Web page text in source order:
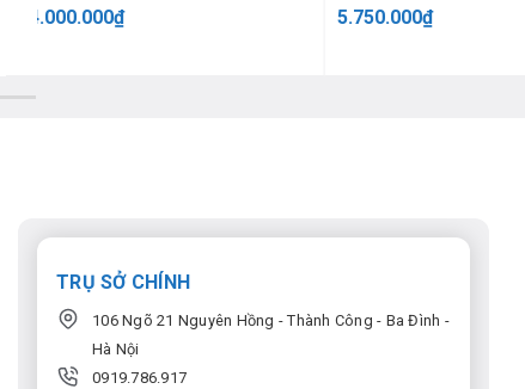
24.000.000₫ 5.750.000₫
TRỤ SỞ CHÍNH
106 Ngõ 21 Nguyên Hồng - Thành Công - Ba Đình -
Hà Nội
0919.786.917